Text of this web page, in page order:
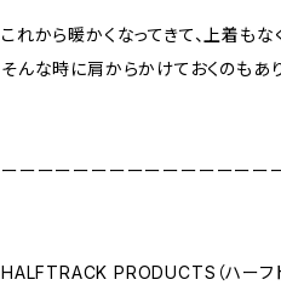
これから暖かくなってきて、上着もな
そんな時に肩からかけておくのもあ
ーーーーーーーーーーーーーーー
HALFTRACK PRODUCTS（ハーフト